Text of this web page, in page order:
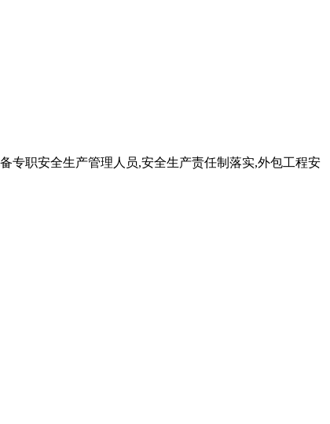
专职安全生产管理人员,安全生产责任制落实,外包工程安